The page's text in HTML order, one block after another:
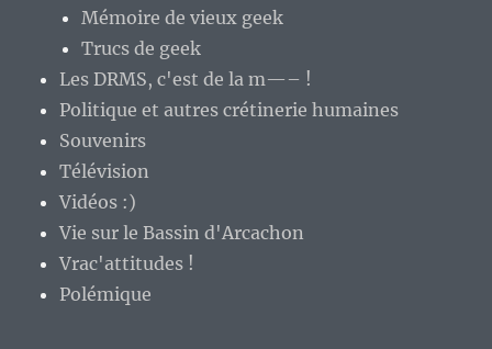
Mémoire de vieux geek
Trucs de geek
Les DRMS, c'est de la m—– !
Politique et autres crétinerie humaines
Souvenirs
Télévision
Vidéos :)
Vie sur le Bassin d'Arcachon
Vrac'attitudes !
Polémique